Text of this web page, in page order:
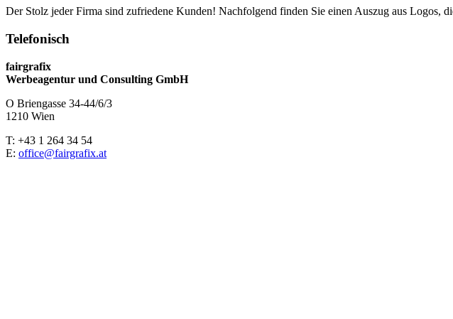
Der Stolz jeder Firma sind zufriedene Kunden! Nachfolgend finden Sie einen Auszug aus Logos,
Telefonisch
fairgrafix
Werbeagentur und Consulting GmbH
O Briengasse 34-44/6/3
1210 Wien
T: +43 1 264 34 54
E: office@fairgrafix.at